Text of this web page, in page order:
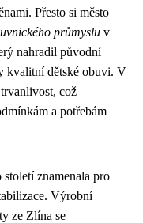
Přesto si město
průmyslu v
nahradil původní
kvalitní dětské obuvi. V
což
a potřebám
století znamenala pro
Výrobní
ze Zlína se